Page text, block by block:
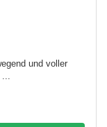
und voller
...